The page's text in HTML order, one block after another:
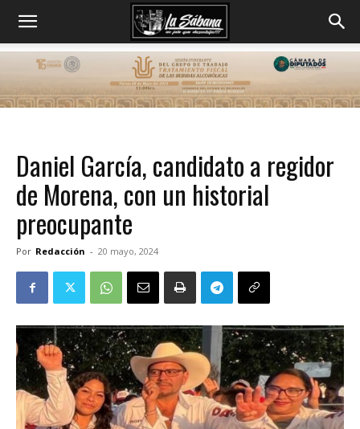
Daniel García, candidato a regidor
de Morena, con un historial
preocupante
Por Redacción - 20 mayo, 2024